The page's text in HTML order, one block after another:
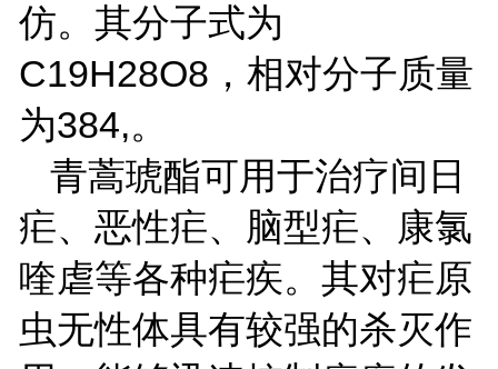
仿。其分子式为
C19H28O8 ，相对分子质量
为384,。
青蒿琥酯可用于治疗间日
疟、恶性疟、脑型疟、康氯
喹虐等各种疟疾。其对疟原
虫无性体具有较强的杀灭作